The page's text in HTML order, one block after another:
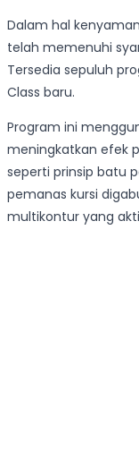
Dalam hal
telah memenuhi
Tersedia sepuluh
Class baru.
Program ini
meningkatkan efek
seperti prinsip batu
pemanas kursi
multikontur yang